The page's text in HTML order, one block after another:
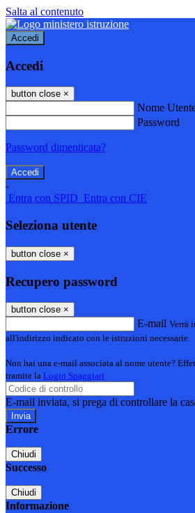
Salta al contenuto
Accedi
Accedi
button close ×
Nome
Password
Password dimenticata?
-
Entra con SPID Entra con CIE
Seleziona utente
button close ×
Recupero password
button close ×
E-mail Verrà
all'indirizzo indicato con le istruzioni necessarie.
Non hai una e-mail associata al nome utente?
tramite la Login Spaggiari
E-mail inviata, si prega di controllare la
Errore
Chiudi
Successo
Chiudi
Informazione